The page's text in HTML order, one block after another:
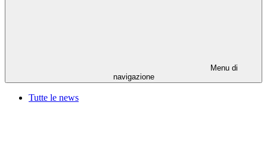
Menu di
navigazione
Tutte le news